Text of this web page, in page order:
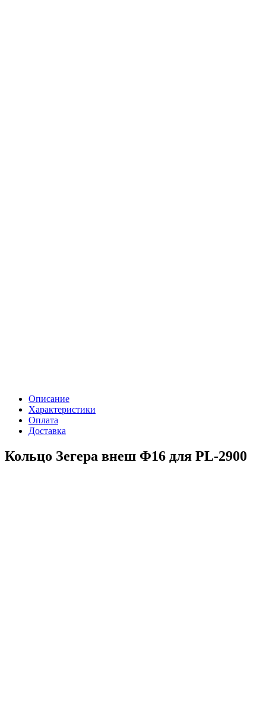
Описание
Характеристики
Оплата
Доставка
Кольцо Зегера внеш Φ16 для PL-2900